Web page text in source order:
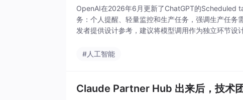
OpenAI在2026年6月更新了ChatGPT的Scheduled
务：个人提醒、轻量监控和生产任务，强调生产任
发者提供设计参考，建议将模型调用作为独立环节设
#人工智能
Claude Partner Hub 出来后，技术